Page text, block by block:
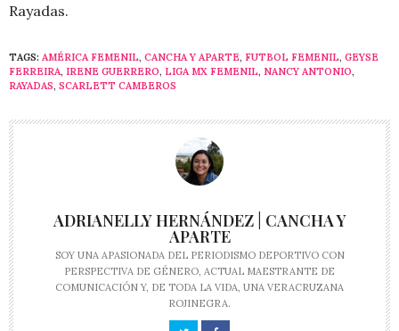
Rayadas.
TAGS: AMÉRICA FEMENIL, CANCHA Y APARTE, FUTBOL FEMENIL, GEYSE
FERREIRA, IRENE GUERRERO, LIGA MX FEMENIL, NANCY ANTONIO,
RAYADAS, SCARLETT CAMBEROS
ADRIANELLY HERNÁNDEZ | CANCHA Y
APARTE
SOY UNA APASIONADA DEL PERIODISMO DEPORTIVO CON
PERSPECTIVA DE GÉNERO, ACTUAL MAESTRANTE DE
COMUNICACIÓN Y, DE TODA LA VIDA, UNA VERACRUZANA
ROJINEGRA.